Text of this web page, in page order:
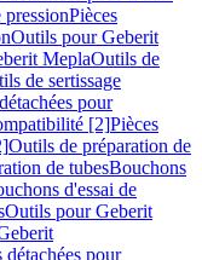
pressionPièces
Outils pour Geberit
MeplaOutils de
de sertissage
pour
[2]Pièces
Outils de préparation de
de tubesBouchons
d'essai de
Outils pour Geberit
détachées pour